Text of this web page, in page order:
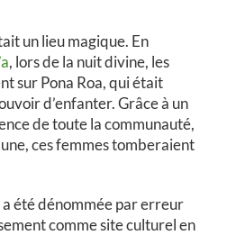
un lieu magique. En
, lors de la nuit divine, les
sur Pona Roa, qui était
d’enfanter. Grâce à un
de toute la communauté,
ces femmes tomberaient
été dénommée par erreur
comme site culturel en